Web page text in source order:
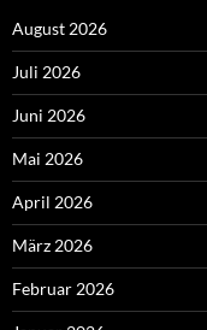
August 2026
Juli 2026
Juni 2026
Mai 2026
April 2026
März 2026
Februar 2026